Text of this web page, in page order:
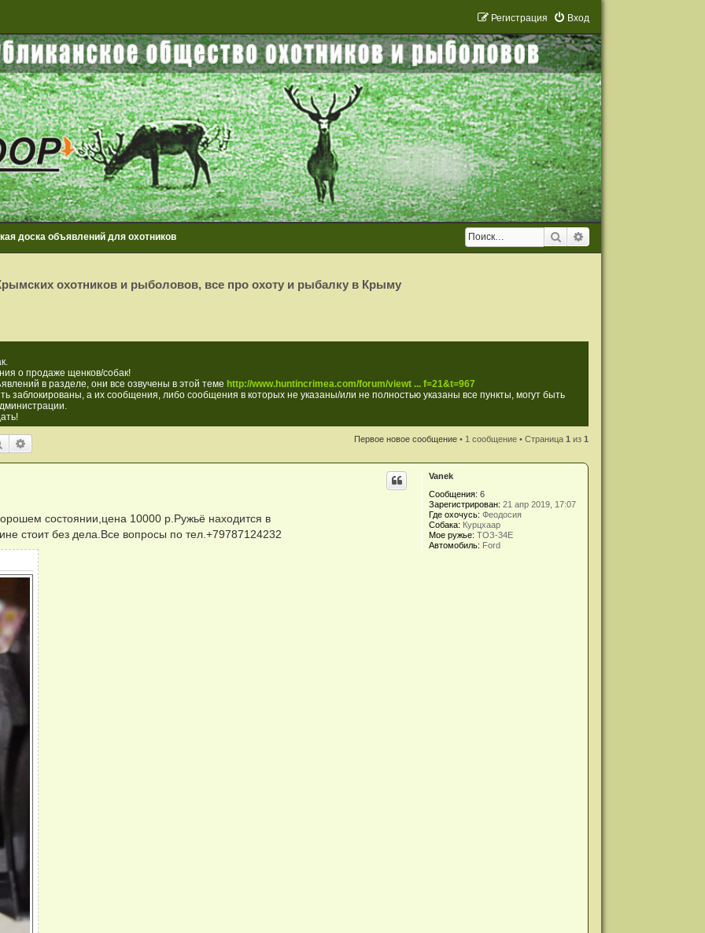
Вход
Регистрация
Поиск
доска объявлений для охотников
охотников и рыболовов, все про охоту и рыбалку в Крыму
о продаже щенков/собак!
в разделе, они все озвучены в этой теме http://www.huntincrimea.com/forum/viewt ... f=21&t=967
заблокированы, а их сообщения, либо сообщения в которых не указаны/или не полностью указаны все пункты, могут быть
Поиск Первое новое сообщение • 1 сообщение • Страница1 из1
Vanek
Сообщения: 6
Зарегистрирован: 21 апр 2019, 17:07
Где охочусь: Феодосия
Собака: Курцхаар
Мое ружье: ТОЗ-34Е
Автомобиль: Ford
состоянии,цена 10000 р.Ружьё находится в
стоит без дела.Все вопросы по тел.+79787124232